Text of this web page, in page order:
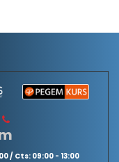
/ Cts: 09:00 - 13:00